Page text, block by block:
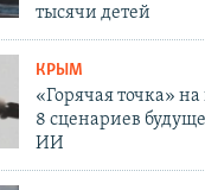
тысячи детей
КРЫМ
«Горячая точка»
8 сценариев
ИИ